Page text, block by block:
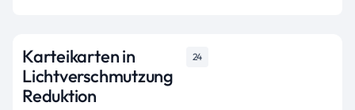
Karteikarten in
Lichtverschmutzung
Reduktion
24